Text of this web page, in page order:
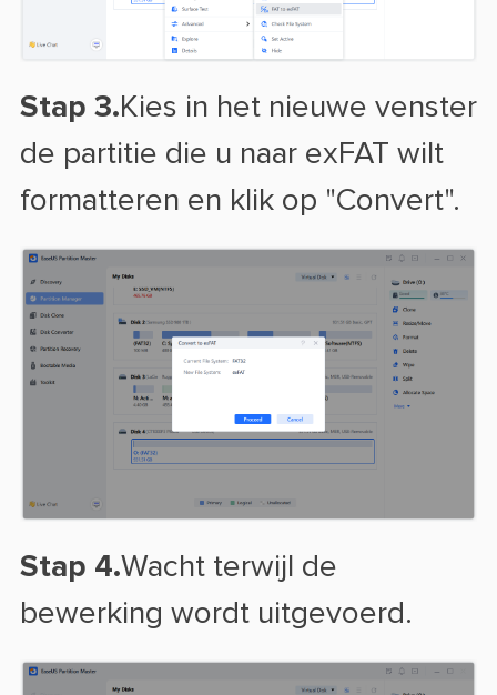
Stap 3.Kies in het nieuwe venster
de partitie die u naar exFAT wilt
formatteren en klik op "Convert".
Stap 4.Wacht terwijl de
bewerking wordt uitgevoerd.